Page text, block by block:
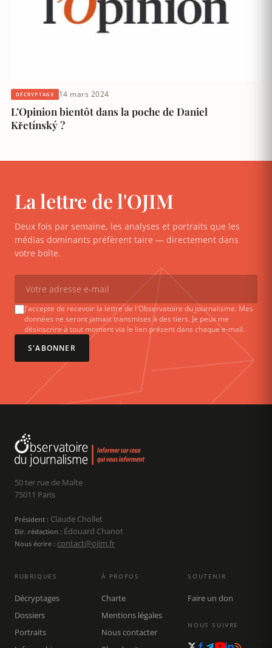
DÉCRYPTAGE 14 mars 2024
L’Opinion bientôt dans la poche de Daniel
Křetínský ?
La lettre de l'OJIM
Deux fois par semaine, les analyses et portraits que les
médias dominants préfèrent taire — directement dans
votre boîte.
J'accepte de recevoir la lettre de l'Observatoire du journalisme. Mes
données ne seront jamais transmises à des tiers. Je peux me
désinscrire à tout moment via le lien présent dans chaque e-mail.
S'ABONNER
50 ter rue de Malte
75011 Paris
Président : Claude Chollet
Dir. rédaction : Édouard Chanot
Nous écrire : contact@ojim.fr
RUBRIQUES
Décryptages
Dossiers
Portraits
À PROPOS
Charte
Mentions légales
Nous contacter
SOUTENIR
Faire un don
NOUS SUIVRE